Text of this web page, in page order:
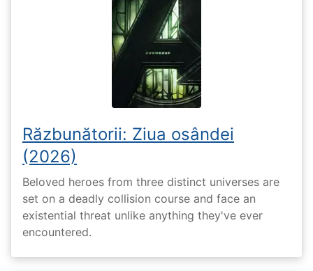
Răzbunătorii: Ziua osândei
(2026)
Beloved heroes from three distinct universes are
set on a deadly collision course and face an
existential threat unlike anything they've ever
encountered.